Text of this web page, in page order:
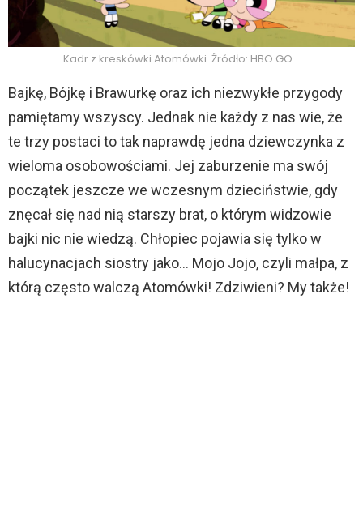
Kadr z kreskówki Atomówki. Źródło: HBO GO
Bajkę, Bójkę i Brawurkę oraz ich niezwykłe przygody
pamiętamy wszyscy. Jednak nie każdy z nas wie, że
te trzy postaci to tak naprawdę jedna dziewczynka z
wieloma osobowościami. Jej zaburzenie ma swój
początek jeszcze we wczesnym dzieciństwie, gdy
znęcał się nad nią starszy brat, o którym widzowie
bajki nic nie wiedzą. Chłopiec pojawia się tylko w
halucynacjach siostry jako… Mojo Jojo, czyli małpa, z
którą często walczą Atomówki! Zdziwieni? My także!